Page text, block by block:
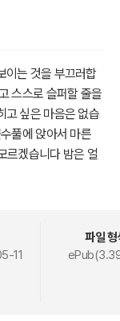
이는 것을 부끄러합
스스로 슬퍼할 줄을
고 싶은 마음은 없습
풀에 앉아서 마른
르겠습니다 밤은 얼
11
파일 형